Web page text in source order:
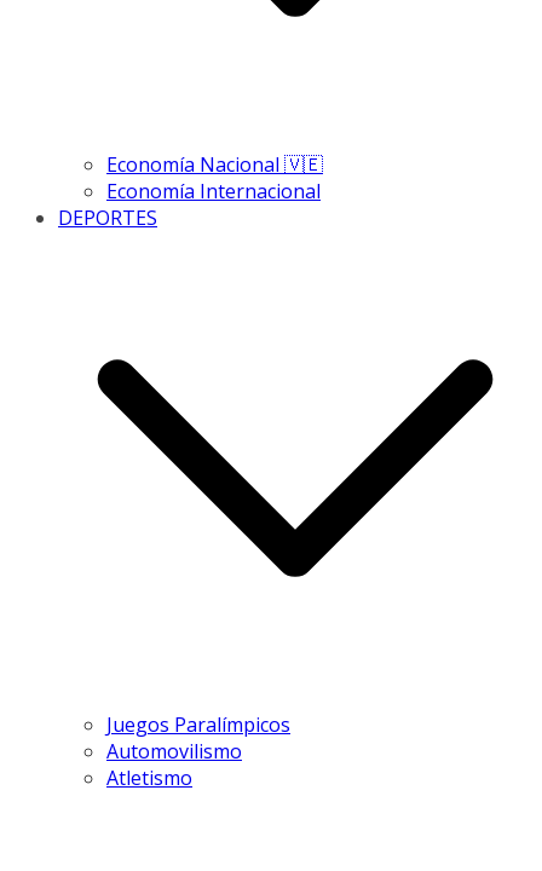
Economía Nacional 🇻🇪
Economía Internacional
DEPORTES
Juegos Paralímpicos
Automovilismo
Atletismo